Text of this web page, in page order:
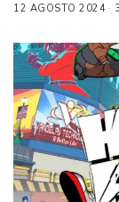
12 AGOSTO 2024